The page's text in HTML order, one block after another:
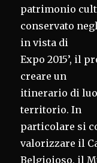
patrimonio
conservato
in vista di
Expo 2015’, il
creare un
itinerario di
territorio. In
particolare si
valorizzare il
Belgioioso, il